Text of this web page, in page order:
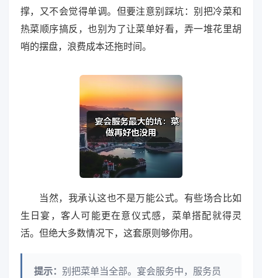
撑，又不会觉得单调。但要注意别踩坑：别把冷菜和
热菜顺序搞反，也别为了让菜单好看，弄一堆花里胡
哨的摆盘，浪费成本还拖时间。
当然，我承认这也不是万能公式。有些场合比如
生日宴，客人可能更在意仪式感，菜单搭配就得灵
活。但绝大多数情况下，这套原则够你用。
提示： 别把菜单当全部。宴会服务中，服务员